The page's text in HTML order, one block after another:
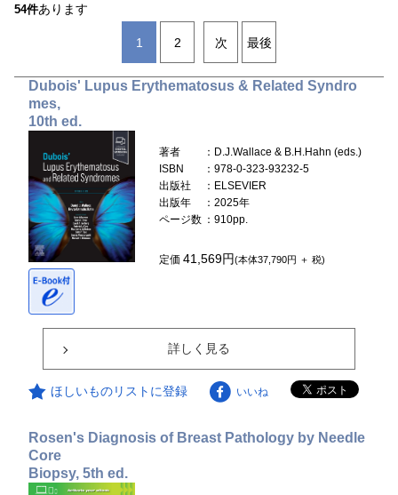
54件あります
1 2 次 最後
Dubois' Lupus Erythematosus & Related Syndro
mes,
10th ed.
著者
：D.J.Wallace & B.H.Hahn (eds.)
ISBN
：978-0-323-93232-5
出版社
：ELSEVIER
出版年
：2025年
ページ数 ：910pp.
定価41,569円(本体37,790円 ＋ 税)
詳しく見る
ほしいものリストに登録 いいね
Rosen's Diagnosis of Breast Pathology by Needle
Core
Biopsy, 5th ed.